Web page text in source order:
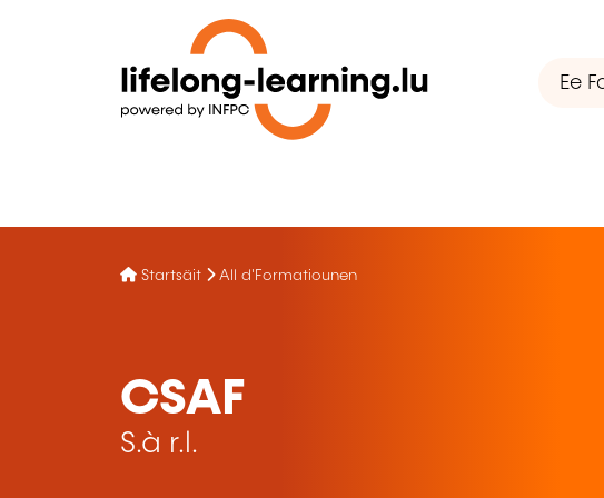
Startsäit All d'Formatiounen
CSAF
S.à r.l.